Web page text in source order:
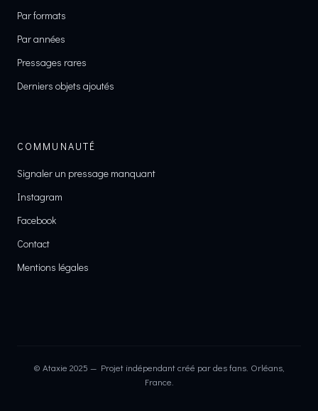
Par formats
Par années
Pressages rares
Derniers objets ajoutés
COMMUNAUTÉ
Signaler un pressage manquant
Instagram
Facebook
Contact
Mentions légales
© Ataxie 2025 — Projet indépendant créé par des fans. Orléans,
France.